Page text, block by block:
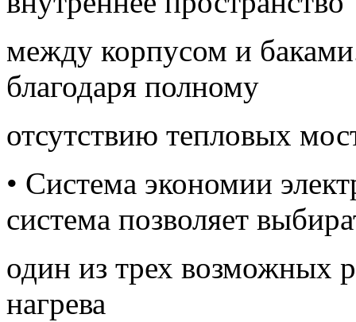
между корпусом и
благодаря полному
отсутствию тепловых
• Cистема экономии
система позволяет
один из трех возможных
нагрева